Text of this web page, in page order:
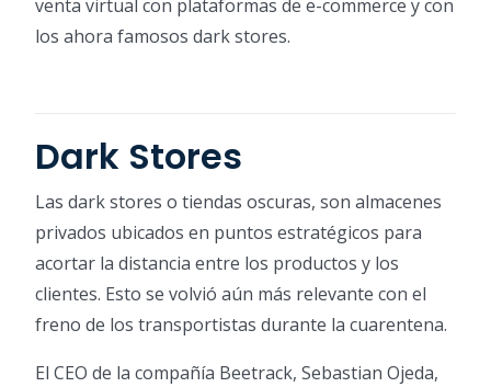
venta virtual con plataformas de e-commerce y con
los ahora famosos dark stores.
Dark Stores
Las dark stores o tiendas oscuras, son almacenes
privados ubicados en puntos estratégicos para
acortar la distancia entre los productos y los
clientes. Esto se volvió aún más relevante con el
freno de los transportistas durante la cuarentena.
El CEO de la compañía Beetrack, Sebastian Ojeda,